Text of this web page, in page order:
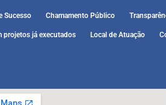
Sucesso Chamamento Público
projetos já executados Local de Atuação